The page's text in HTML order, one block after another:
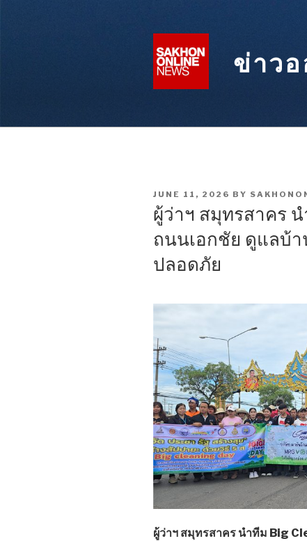
ข่าว
POSTED
ON
JUNE 11, 2026 BY
ผู้ว่าฯ สมุทรสาคร
ถนนเอกชัย ดูแลบ้า
ปลอดภัย
ผู้ว่าฯ สมุทรสาคร นำทีม Big